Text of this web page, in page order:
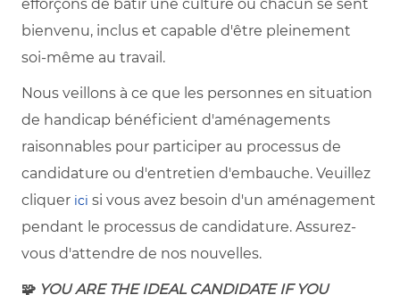
efforçons de bâtir une culture où chacun se sent
bienvenu, inclus et capable d'être pleinement
soi-même au travail.
Nous veillons à ce que les personnes en situation
de handicap bénéficient d'aménagements
raisonnables pour participer au processus de
candidature ou d'entretien d'embauche. Veuillez
cliquer ici si vous avez besoin d'un aménagement
pendant le processus de candidature. Assurez-
vous d'attendre de nos nouvelles.
🧩 YOU ARE THE IDEAL CANDIDATE IF YOU